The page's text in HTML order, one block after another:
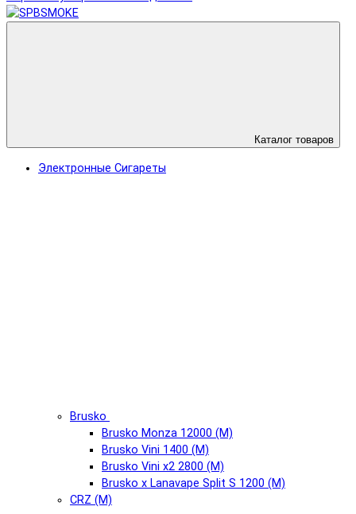
Каталог товаров
Электронные Сигареты
Brusko
Brusko Monza 12000 (М)
Brusko Vini 1400 (М)
Brusko Vini x2 2800 (М)
Brusko x Lanavape Split S 1200 (М)
CRZ (М)